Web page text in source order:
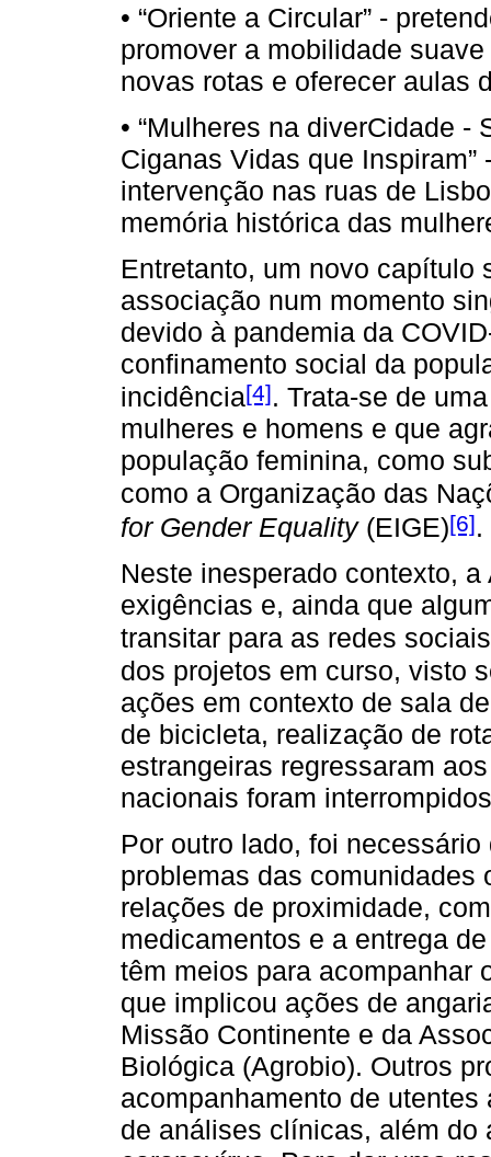
• “Oriente a Circular” -
promover a mobilidade
novas rotas e oferecer aulas
• “Mulheres na diverCidade -
Ciganas Vidas que
intervenção nas ruas de
memória histórica das
Entretanto, um novo capítulo
associação num momento
devido à pandemia da
confinamento social da
incidência[4]. Trata-se de
mulheres e homens e que
população feminina, como
como a Organização das
for Gender Equality (EIGE)[6].
Neste inesperado contexto,
exigências e, ainda que
transitar para as redes sociais
dos projetos em curso, visto
ações em contexto de sala
de bicicleta, realização de
estrangeiras regressaram
nacionais foram
Por outro lado, foi
problemas das comunidades
relações de proximidade,
medicamentos e a entrega
têm meios para acompanhar
que implicou ações de
Missão Continente e da
Biológica (Agrobio). Outros
acompanhamento de
de análises clínicas, além do